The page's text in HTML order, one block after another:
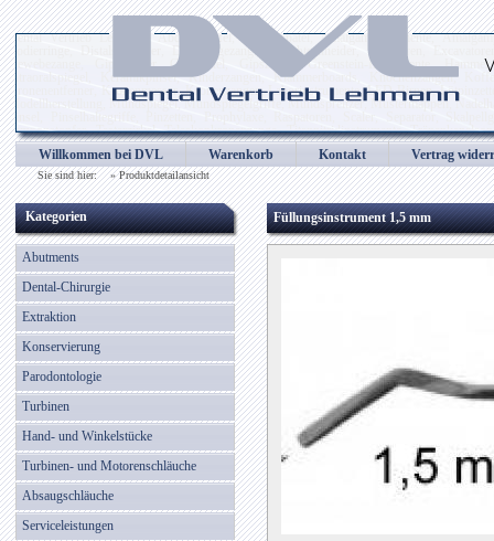
Dental Vertrieb Lehmann, Abdrucklöffel, Alginatspatel, Amalgaminstrumente,
Codierringe, Distalschneider, Drahtbiegezangen, Drahtschneider, Elevatoren,
Gewebezange, Gipsmesser, Gipsspatel, Gipszange, Greenstein-Instrumente,
Intraoralspiegel, Keramikpinsel, Kinderzangen, Klammerboards, Knochenzangen,
Kronenentferner, Kronenmesser, Kronenzangen, Laborinstrumente, LED Birnen,
Modellherstellung, Mundspiegel, Mundspiegelgriffe, Mundspreitzer, Mustermappen,
Pinsel, Pinselhaltegriffe, Pinzetten, Prophylaxe, Raspatoren, Scaler, Separator,
Tamponstopfer, Tasterzirkel, Teleskopkronenzange, Titannitridinstrumente,
Wachsmodellierinstrumente, Wangenhalter, Wattespender, Wundhaken, Wundspreitzer,
Zahnsonden, Zahnzangen, Zementspatel, Zungenbügel, Zungenreiniger
Willkommen bei DVL Warenkorb Kontakt Vertrag
Sie sind hier: »Produktdetailansicht
Kategorien
Abutments
Dental-Chirurgie
Extraktion
Konservierung
Parodontologie
Turbinen
Hand- und Winkelstücke
Turbinen- und Motorenschläuche
Absaugschläuche
Serviceleistungen
Füllungsinstrument 1,5 mm